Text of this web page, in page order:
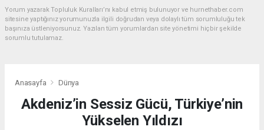
Yorum yazarak Topluluk Kuralları’nı kabul etmiş bulunuyor ve hurnethaber.com
sitesine yaptığınız yorumunuzla ilgili doğrudan veya dolaylı tüm sorumluluğu tek
başınıza üstleniyorsunuz. Yazılan tüm yorumlardan site yönetimi hiçbir şekilde
sorumlu tutulamaz.
Anasayfa Dünya
Akdeniz’in Sessiz Gücü, Türkiye’nin
Yükselen Yıldızı